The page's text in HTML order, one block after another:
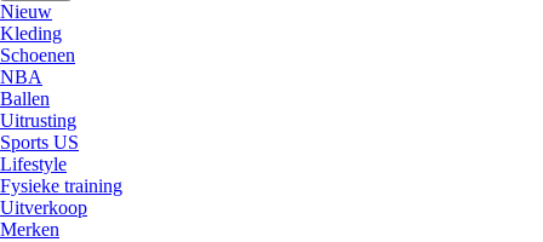
Nieuw
Kleding
Schoenen
NBA
Ballen
Uitrusting
Sports US
Lifestyle
Fysieke training
Uitverkoop
Merken